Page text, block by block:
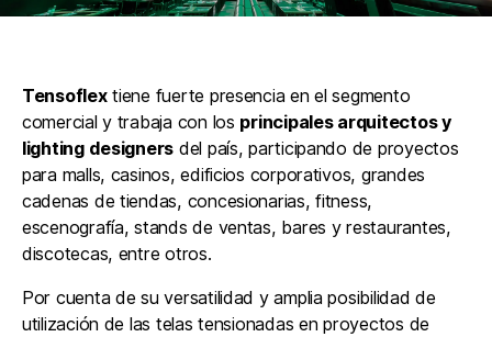
Tensoflextiene fuerte presencia en el segmento
comercial y trabaja con los principales arquitectos y
lighting designers del país, participando de proyectos
para malls, casinos, edificios corporativos, grandes
cadenas de tiendas, concesionarias, fitness,
escenografía, stands de ventas, bares y restaurantes,
discotecas, entre otros.
Por cuenta de su versatilidad y amplia posibilidad de
utilización de las telas tensionadas en proyectos de